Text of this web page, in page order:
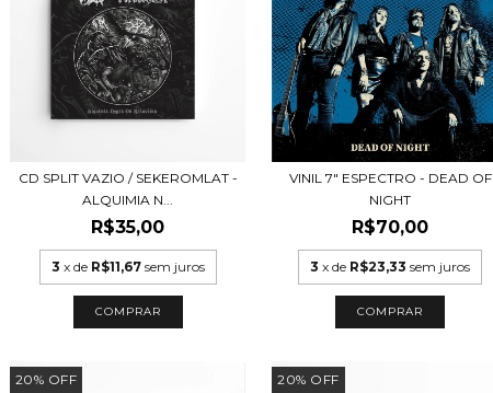
CD SPLIT VAZIO / SEKEROMLAT -
ALQUIMIA N...
R$35,00
3 x de R$11,67 sem juros
VINIL 7" ESPECTRO - DEAD OF
NIGHT
R$70,00
3 x de R$23,33 sem juros
20% OFF 20% OFF